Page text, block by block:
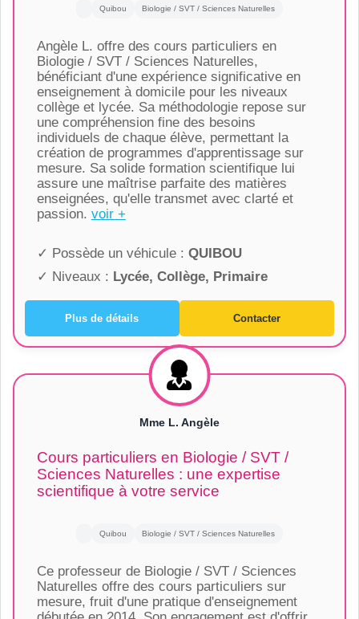
Quibou Biologie / SVT / Sciences Naturelles
Angèle L. offre des cours particuliers en
Biologie / SVT / Sciences Naturelles,
bénéficiant d'une expérience significative en
enseignement à domicile pour les niveaux
collège et lycée. Sa méthodologie repose sur
une compréhension fine des besoins
individuels de chaque élève, permettant la
création de programmes d'apprentissage sur
mesure. Sa solide formation scientifique lui
assure une maîtrise parfaite des matières
enseignées, qu'elle transmet avec clarté et
passion. voir +
✓ Possède un véhicule : QUIBOU
✓ Niveaux : Lycée, Collège, Primaire
Plus de détails Contacter
Mme L. Angèle
Cours particuliers en Biologie / SVT /
Sciences Naturelles : une expertise
scientifique à votre service
Quibou Biologie / SVT / Sciences Naturelles
Ce professeur de Biologie / SVT / Sciences
Naturelles offre des cours particuliers sur
mesure, fruit d'une pratique d'enseignement